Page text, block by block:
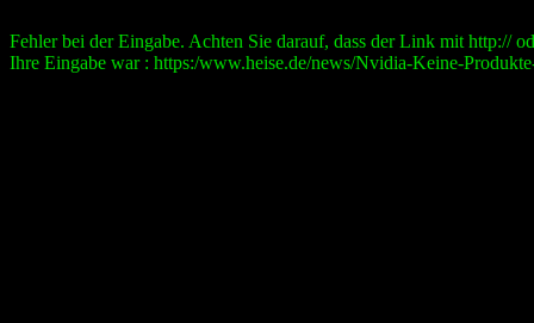
Fehler bei der Eingabe. Achten Sie darauf, dass der Link mit http://
Ihre Eingabe war : https:/www.heise.de/news/Nvidia-Keine-